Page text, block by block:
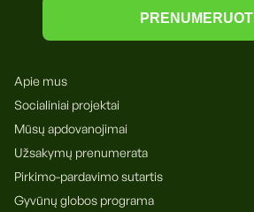
PRENUMERUOTI
Apie mus
Socialiniai projektai
Mūsų apdovanojimai
Užsakymų prenumerata
Pirkimo-pardavimo sutartis
Gyvūnų globos programa